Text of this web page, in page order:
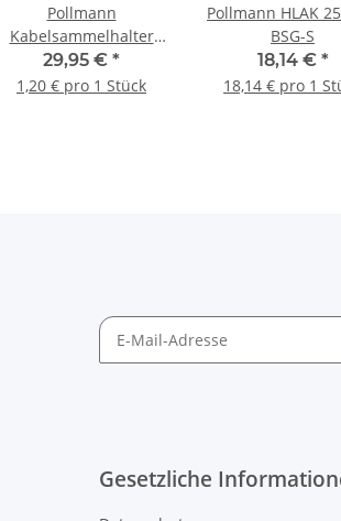
Pollmann
Kabelsammelhalter
Metall KSM 30, 25 Stück
29,95 € *
1,20 € pro 1 Stück
Pollmann HLAK
BSG-S
18,14 € *
18,14 € pro 1
Gesetzliche